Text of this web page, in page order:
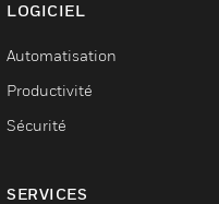
LOGICIEL
Automatisation
Productivité
Sécurité
SERVICES